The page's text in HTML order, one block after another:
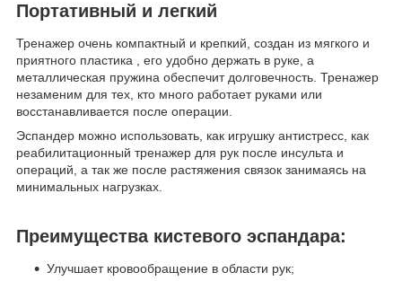
Портативный и легкий
Тренажер очень компактный и крепкий, создан из мягкого и
приятного пластика , его удобно держать в руке, а
металлическая пружина обеспечит долговечность. Тренажер
незаменим для тех, кто много работает руками или
восстанавливается после операции.
Эспандер можно использовать, как игрушку антистресс, как
реабилитационный тренажер для рук после инсульта и
операций, а так же после растяжения связок занимаясь на
минимальных нагрузках.
Преимущества кистевого эспандара:
Улучшает кровообращение в области рук;